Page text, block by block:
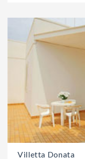
Villetta Donata